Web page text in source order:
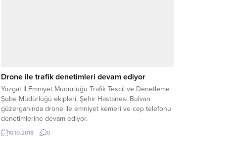
Drone ile trafik denetimleri devam ediyor
Yozgat İl Emniyet Müdürlüğü Trafik Tescil ve Denetleme
Şube Müdürlüğü ekipleri, Şehir Hastanesi Bulvarı
güzergahında drone ile emniyet kemeri ve cep telefonu
denetimlerine devam ediyor.
10.10.2018 0